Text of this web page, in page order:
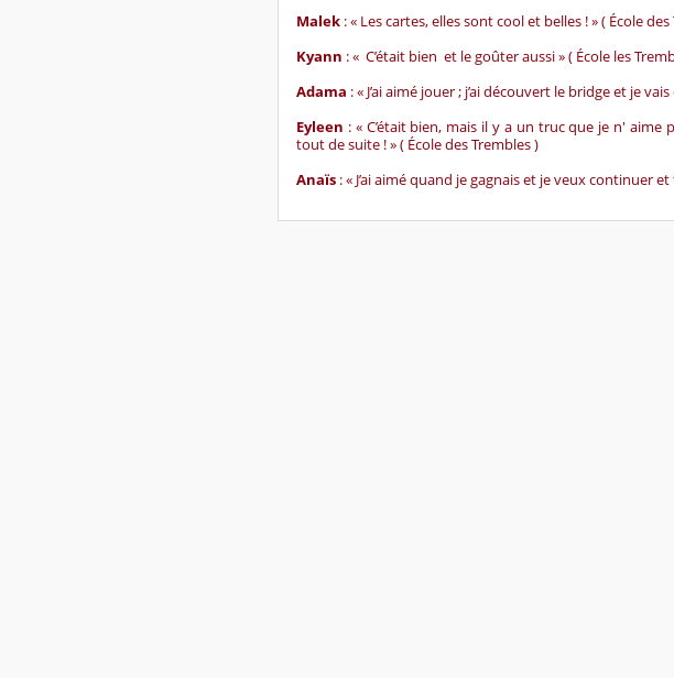
Malek : « Les cartes, elles sont cool et belles ! » ( École
Kyann : « C’était bien et le goûter aussi » ( École les
Adama : « J’ai aimé jouer ; j’ai découvert le bridge et je
Eyleen : « C’était bien, mais il y a un truc que je n' aime
tout de suite ! » ( École des Trembles )
Anaïs : « J’ai aimé quand je gagnais et je veux continuer